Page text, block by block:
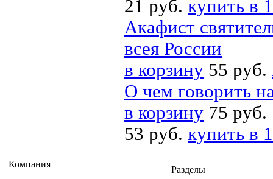
21 руб. купить в
Акафист
всея России
в корзину 55 руб.
О чем говорить
в корзину 75 руб.
53 руб. купить в
Компания
Разделы